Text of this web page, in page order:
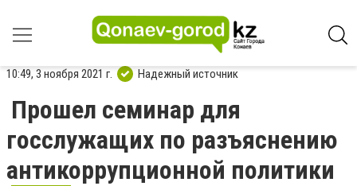
10:49, 3 ноября 2021 г. Надежный источник
Прошел семинар для
госслужащих по разъяснению
антикоррупционной политики